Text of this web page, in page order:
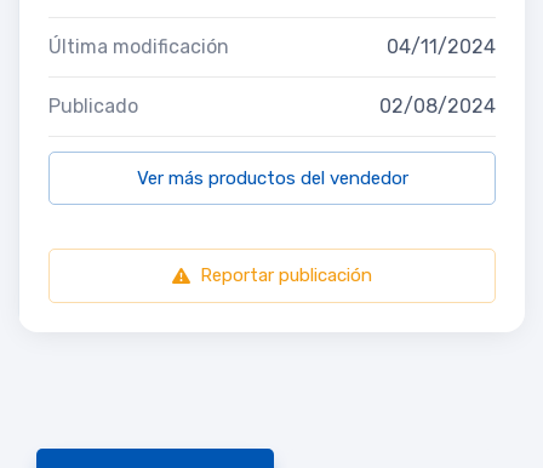
Última modificación 04/11/2024
Publicado 02/08/2024
Ver más productos del vendedor
Reportar publicación